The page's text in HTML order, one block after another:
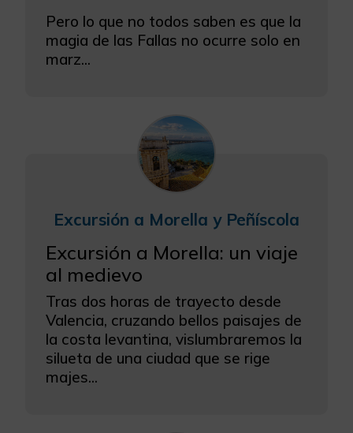
Pero lo que no todos saben es que la
magia de las Fallas no ocurre solo en
marz...
Excursión a Morella y Peñíscola
Excursión a Morella: un viaje
al medievo
Tras dos horas de trayecto desde
Valencia, cruzando bellos paisajes de
la costa levantina, vislumbraremos la
silueta de una ciudad que se rige
majes...
Más información